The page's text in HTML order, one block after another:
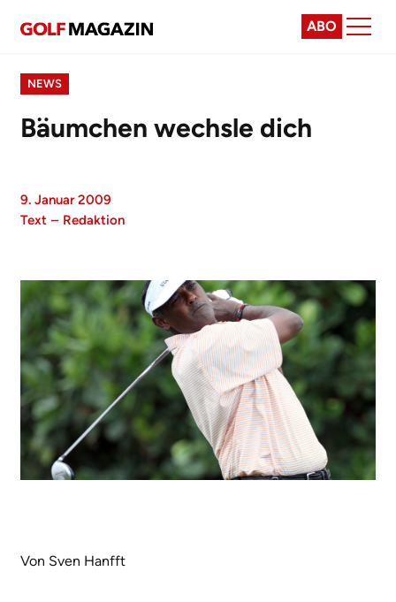
ABO
NEWS
Bäumchen wechsle dich
9. Januar 2009
Text – Redaktion
Von Sven Hanfft